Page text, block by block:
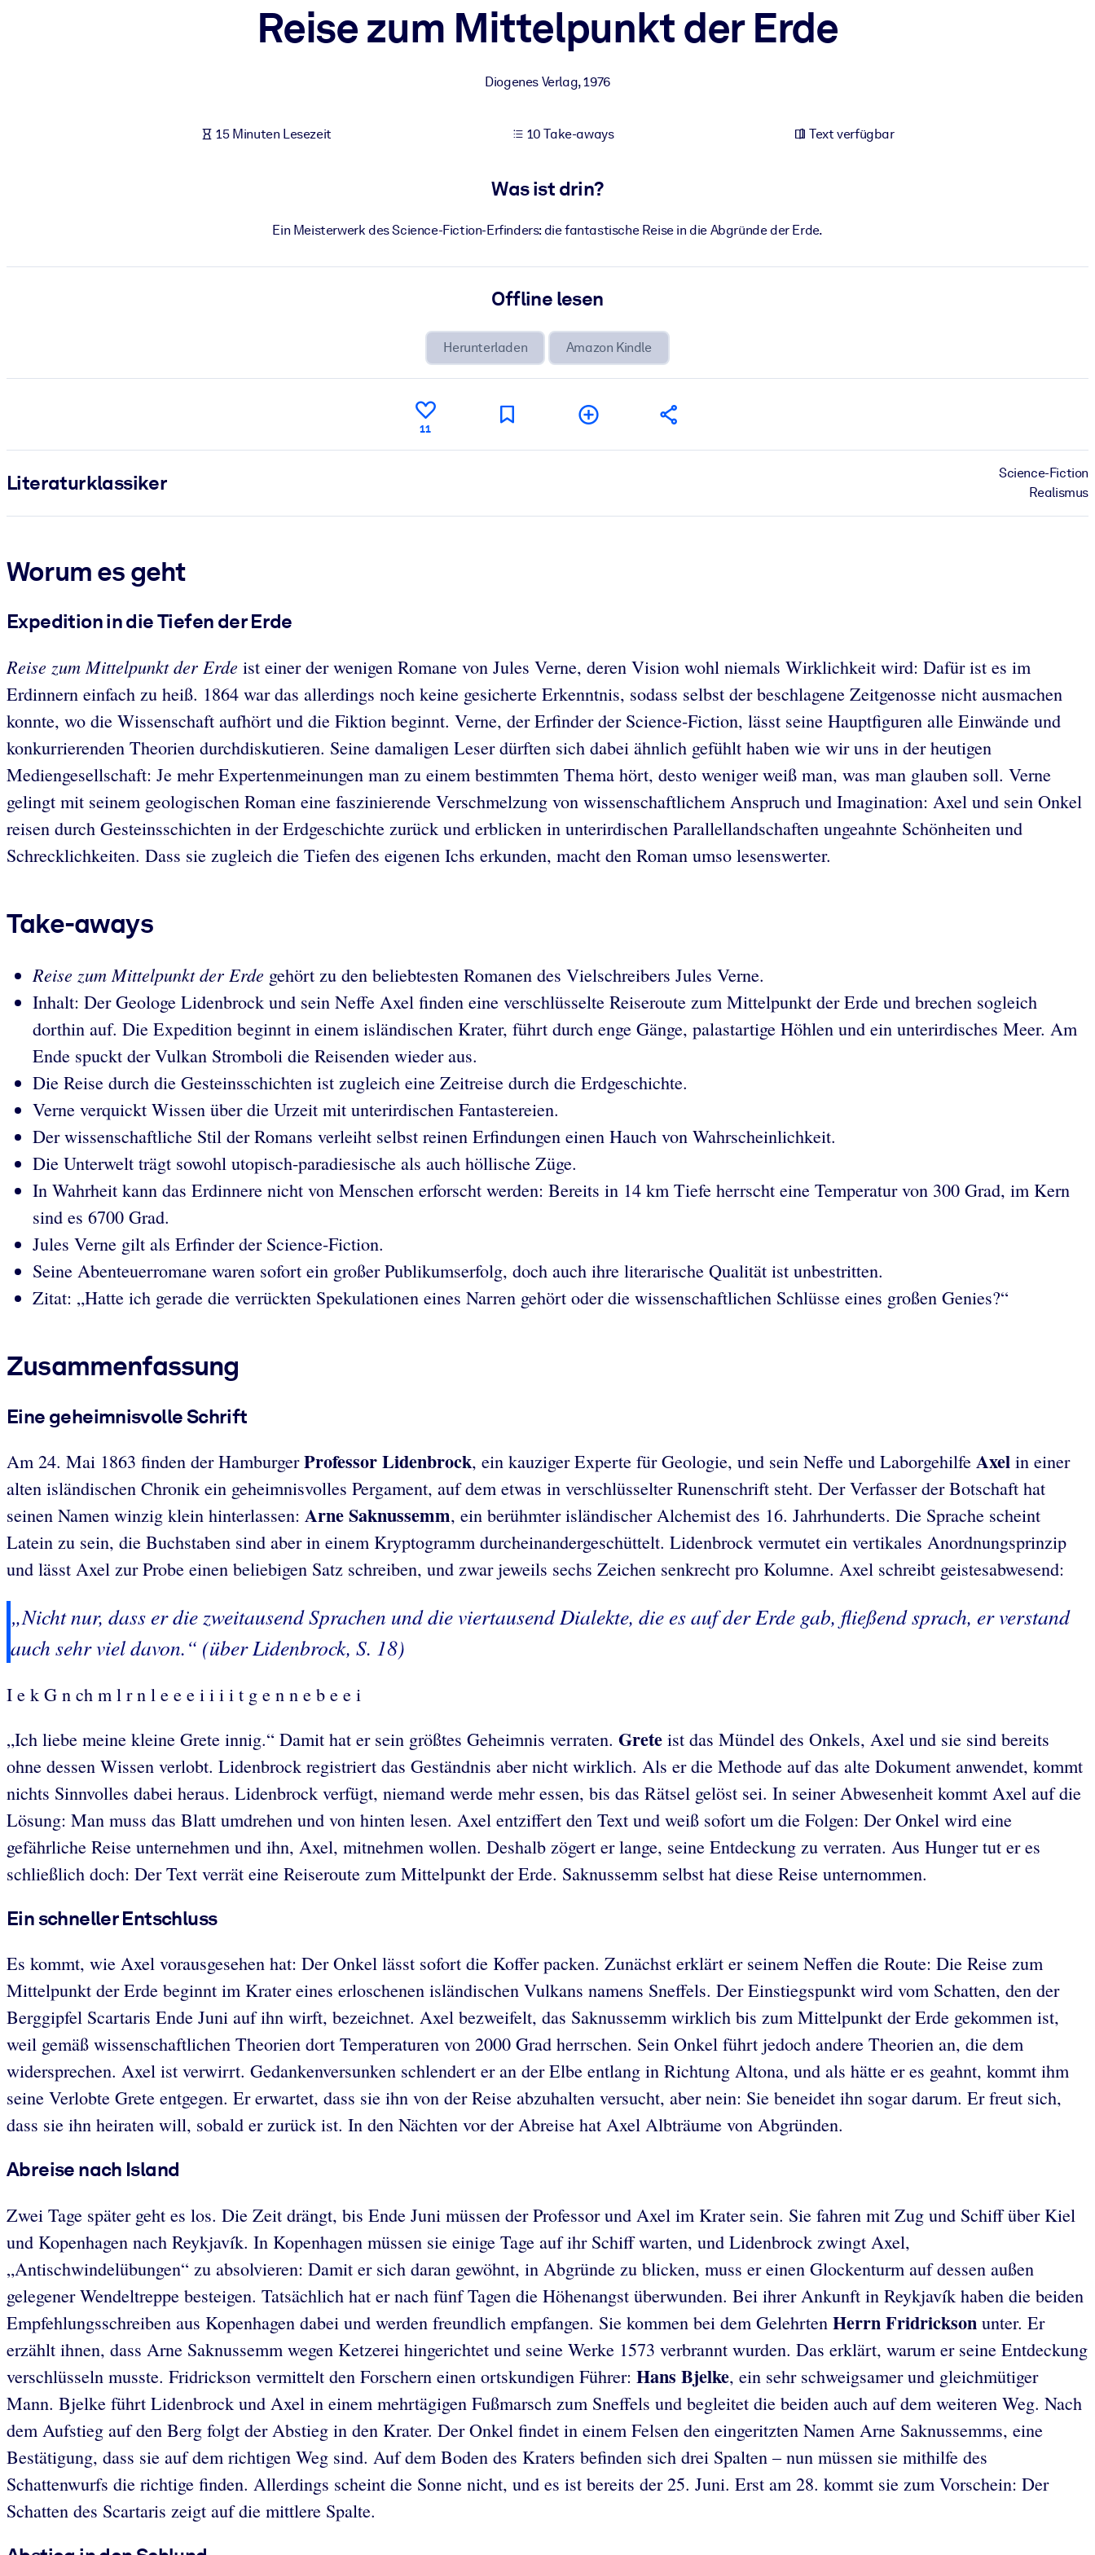
Reise zum Mittelpunkt der Erde
Diogenes Verlag,1976
15 Minuten Lesezeit 10 Take-aways Text verfügbar
Was ist drin?
Ein Meisterwerk des Science-Fiction-Erfinders: die fantastische Reise in die Abgründe der Erde.
Offline lesen
Herunterladen Amazon Kindle
11
Literatur­klassiker
Science-Fiction
Realismus
Worum es geht
Expedition in die Tiefen der Erde
Reise zum Mittelpunkt der Erde ist einer der wenigen Romane von Jules Verne, deren Vision wohl niemals Wirklichkeit wird: Dafür ist es im
Erdinnern einfach zu heiß. 1864 war das allerdings noch keine gesicherte Erkenntnis, sodass selbst der beschlagene Zeitgenosse nicht ausmachen
konnte, wo die Wissenschaft aufhört und die Fiktion beginnt. Verne, der Erfinder der Science-Fiction, lässt seine Hauptfiguren alle Einwände und
konkurrierenden Theorien durchdiskutieren. Seine damaligen Leser dürften sich dabei ähnlich gefühlt haben wie wir uns in der heutigen
Mediengesellschaft: Je mehr Expertenmeinungen man zu einem bestimmten Thema hört, desto weniger weiß man, was man glauben soll. Verne
gelingt mit seinem geologischen Roman eine faszinierende Verschmelzung von wissenschaftlichem Anspruch und Imagination: Axel und sein Onkel
reisen durch Gesteinsschichten in der Erdgeschichte zurück und erblicken in unterirdischen Parallellandschaften ungeahnte Schönheiten und
Schrecklichkeiten. Dass sie zugleich die Tiefen des eigenen Ichs erkunden, macht den Roman umso lesenswerter.
Take-aways
Reise zum Mittelpunkt der Erde gehört zu den beliebtesten Romanen des Vielschreibers Jules Verne.
Inhalt: Der Geologe Lidenbrock und sein Neffe Axel finden eine verschlüsselte Reiseroute zum Mittelpunkt der Erde und brechen sogleich
dorthin auf. Die Expedition beginnt in einem isländischen Krater, führt durch enge Gänge, palastartige Höhlen und ein unterirdisches Meer. Am
Ende spuckt der Vulkan Stromboli die Reisenden wieder aus.
Die Reise durch die Gesteinsschichten ist zugleich eine Zeitreise durch die Erdgeschichte.
Verne verquickt Wissen über die Urzeit mit unterirdischen Fantastereien.
Der wissenschaftliche Stil der Romans verleiht selbst reinen Erfindungen einen Hauch von Wahrscheinlichkeit.
Die Unterwelt trägt sowohl utopisch-paradiesische als auch höllische Züge.
In Wahrheit kann das Erdinnere nicht von Menschen erforscht werden: Bereits in 14 km Tiefe herrscht eine Temperatur von 300 Grad, im Kern
sind es 6700 Grad.
Jules Verne gilt als Erfinder der Science-Fiction.
Seine Abenteuerromane waren sofort ein großer Publikumserfolg, doch auch ihre literarische Qualität ist unbestritten.
Zitat: „Hatte ich gerade die verrückten Spekulationen eines Narren gehört oder die wissenschaftlichen Schlüsse eines großen Genies?“
Zusammenfassung
Eine geheimnisvolle Schrift
Am 24. Mai 1863 finden der HamburgerProfessor Lidenbrock, ein kauziger Experte für Geologie, und sein Neffe und Laborgehilfe Axel in einer
alten isländischen Chronik ein geheimnisvolles Pergament, auf dem etwas in verschlüsselter Runenschrift steht. Der Verfasser der Botschaft hat
seinen Namen winzig klein hinterlassen: Arne Saknussemm, ein berühmter isländischer Alchemist des 16. Jahrhunderts. Die Sprache scheint
Latein zu sein, die Buchstaben sind aber in einem Kryptogramm durcheinandergeschüttelt. Lidenbrock vermutet ein vertikales Anordnungsprinzip
und lässt Axel zur Probe einen beliebigen Satz schreiben, und zwar jeweils sechs Zeichen senkrecht pro Kolumne. Axel schreibt geistesabwesend:
„Nicht nur, dass er die zweitausend Sprachen und die viertausend Dialekte, die es auf der Erde gab, fließend sprach, er verstand
auch sehr viel davon.“ (über Lidenbrock, S. 18)
I e k G n ch m l r n l e e e i i i i t g e n n e b e e i
„Ich liebe meine kleine Grete innig.“ Damit hat er sein größtes Geheimnis verraten. Grete ist das Mündel des Onkels, Axel und sie sind bereits
ohne dessen Wissen verlobt. Lidenbrock registriert das Geständnis aber nicht wirklich. Als er die Methode auf das alte Dokument anwendet, kommt
nichts Sinnvolles dabei heraus. Lidenbrock verfügt, niemand werde mehr essen, bis das Rätsel gelöst sei. In seiner Abwesenheit kommt Axel auf die
Lösung: Man muss das Blatt umdrehen und von hinten lesen. Axel entziffert den Text und weiß sofort um die Folgen: Der Onkel wird eine
gefährliche Reise unternehmen und ihn, Axel, mitnehmen wollen. Deshalb zögert er lange, seine Entdeckung zu verraten. Aus Hunger tut er es
schließlich doch: Der Text verrät eine Reiseroute zum Mittelpunkt der Erde. Saknussemm selbst hat diese Reise unternommen.
Ein schneller Entschluss
Es kommt, wie Axel vorausgesehen hat: Der Onkel lässt sofort die Koffer packen. Zunächst erklärt er seinem Neffen die Route: Die Reise zum
Mittelpunkt der Erde beginnt im Krater eines erloschenen isländischen Vulkans namens Sneffels. Der Einstiegspunkt wird vom Schatten, den der
Berggipfel Scartaris Ende Juni auf ihn wirft, bezeichnet. Axel bezweifelt, das Saknussemm wirklich bis zum Mittelpunkt der Erde gekommen ist,
weil gemäß wissenschaftlichen Theorien dort Temperaturen von 2000 Grad herrschen. Sein Onkel führt jedoch andere Theorien an, die dem
widersprechen. Axel ist verwirrt. Gedankenversunken schlendert er an der Elbe entlang in Richtung Altona, und als hätte er es geahnt, kommt ihm
seine Verlobte Grete entgegen. Er erwartet, dass sie ihn von der Reise abzuhalten versucht, aber nein: Sie beneidet ihn sogar darum. Er freut sich,
dass sie ihn heiraten will, sobald er zurück ist. In den Nächten vor der Abreise hat Axel Albträume von Abgründen.
Abreise nach Island
Zwei Tage später geht es los. Die Zeit drängt, bis Ende Juni müssen der Professor und Axel im Krater sein. Sie fahren mit Zug und Schiff über Kiel
und Kopenhagen nach Reykjavík. In Kopenhagen müssen sie einige Tage auf ihr Schiff warten, und Lidenbrock zwingt Axel,
„Antischwindelübungen“ zu absolvieren: Damit er sich daran gewöhnt, in Abgründe zu blicken, muss er einen Glockenturm auf dessen außen
gelegener Wendeltreppe besteigen. Tatsächlich hat er nach fünf Tagen die Höhenangst überwunden. Bei ihrer Ankunft in Reykjavík haben die beiden
Empfehlungsschreiben aus Kopenhagen dabei und werden freundlich empfangen. Sie kommen bei dem Gelehrten Herrn Fridrickson unter. Er
erzählt ihnen, dass Arne Saknussemm wegen Ketzerei hingerichtet und seine Werke 1573 verbrannt wurden. Das erklärt, warum er seine Entdeckung
verschlüsseln musste. Fridrickson vermittelt den Forschern einen ortskundigen Führer: Hans Bjelke, ein sehr schweigsamer und gleichmütiger
Mann. Bjelke führt Lidenbrock und Axel in einem mehrtägigen Fußmarsch zum Sneffels und begleitet die beiden auch auf dem weiteren Weg. Nach
dem Aufstieg auf den Berg folgt der Abstieg in den Krater. Der Onkel findet in einem Felsen den eingeritzten Namen Arne Saknussemms, eine
Bestätigung, dass sie auf dem richtigen Weg sind. Auf dem Boden des Kraters befinden sich drei Spalten – nun müssen sie mithilfe des
Schattenwurfs die richtige finden. Allerdings scheint die Sonne nicht, und es ist bereits der 25. Juni. Erst am 28. kommt sie zum Vorschein: Der
Schatten des Scartaris zeigt auf die mittlere Spalte.